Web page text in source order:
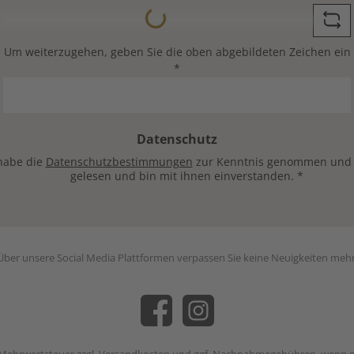
Loading...
Um weiterzugehen, geben Sie die oben abgebildeten Zeichen ein
*
Datenschutz
die Datenschutzbestimmungen zur Kenntnis genommen und
gelesen und bin mit ihnen einverstanden. *
unsere Social Media Plattformen verpassen Sie keine Neuigkeiten
Facebook Instagram